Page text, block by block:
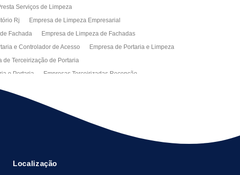
Serviços de Limpeza
Rj
Empresa de Limpeza Empresarial
Fachada
Empresa de Limpeza de Fachadas
e Controlador de Acesso
Empresa de Portaria e Limpeza
de Terceirização de Portaria
e Portaria
Empresas Terceirizadas Recepção
para Empresa
Terceirizada
de Manutenção Predial
Localização